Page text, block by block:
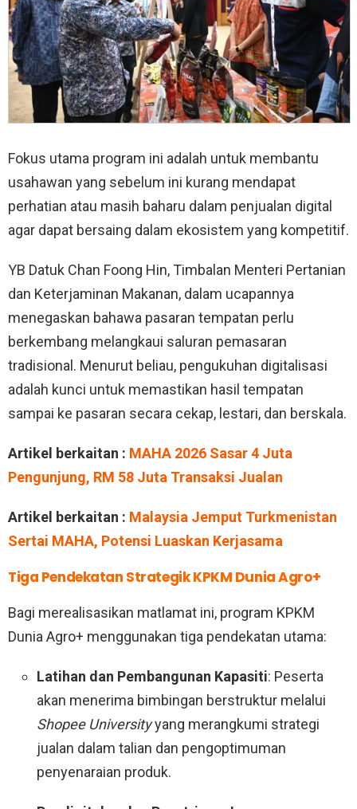
Fokus utama program ini adalah untuk membantu
usahawan yang sebelum ini kurang mendapat
perhatian atau masih baharu dalam penjualan digital
agar dapat bersaing dalam ekosistem yang kompetitif.
YB Datuk Chan Foong Hin, Timbalan Menteri Pertanian
dan Keterjaminan Makanan, dalam ucapannya
menegaskan bahawa pasaran tempatan perlu
berkembang melangkaui saluran pemasaran
tradisional . Menurut beliau, pengukuhan digitalisasi
adalah kunci untuk memastikan hasil tempatan
sampai ke pasaran secara cekap, lestari, dan berskala.
Artikel berkaitan : MAHA 2026 Sasar 4 Juta
Pengunjung, RM 58 Juta Transaksi Jualan
Artikel berkaitan : Malaysia Jemput Turkmenistan
Sertai MAHA, Potensi Luaskan Kerjasama
Tiga Pendekatan Strategik KPKM Dunia Agro+
Bagi merealisasikan matlamat ini, program KPKM
Dunia Agro+ menggunakan tiga pendekatan utama:
Latihan dan Pembangunan Kapasiti: Peserta
akan menerima bimbingan berstruktur melalui
Shopee Universityyang merangkumi strategi
jualan dalam talian dan pengoptimuman
penyenaraian produk.